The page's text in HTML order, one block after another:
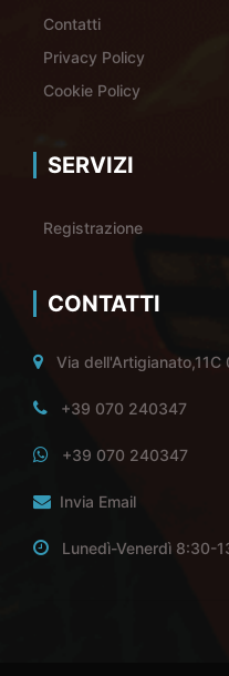
Contatti
Privacy Policy
Cookie Policy
SERVIZI
Registrazione
CONTATTI
Via dell'Artigianato,11C
+39 070 240347
+39 070 240347
Invia Email
Lunedì-Venerdì 8:30-